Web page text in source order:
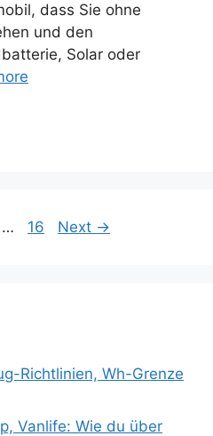
dass Sie ohne
und den
Solar oder
… Page
16 Next →
Richtlinien, Wh-Grenze
Vanlife: Wie du über